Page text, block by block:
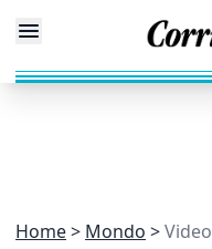
Home Mondo Video